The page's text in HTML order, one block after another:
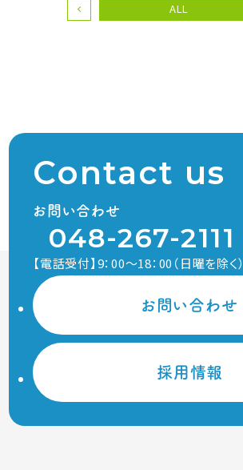
ALL
Contact us
お問い合わせ
048-267-2111
【電話受付】9：00～18：00（日曜を除く）
お問い合わせ
採用情報